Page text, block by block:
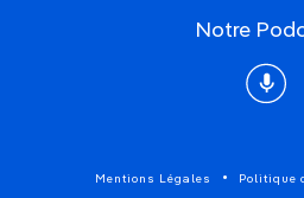
Notre
Mentions Légales Politique